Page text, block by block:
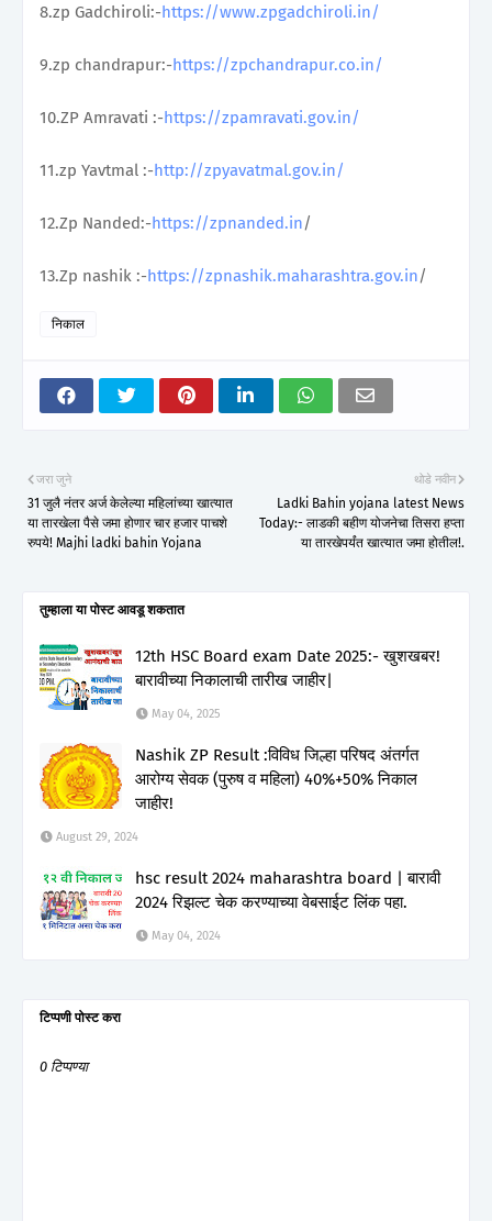
8.zp Gadchiroli:-https://www.zpgadchiroli.in/
9.zp chandrapur:-https://zpchandrapur.co.in/
10.ZP Amravati :-https://zpamravati.gov.in/
11.zp Yavtmal :-http://zpyavatmal.gov.in/
12.Zp Nanded:-https://zpnanded.in/
13.Zp nashik :-https://zpnashik.maharashtra.gov.in/
निकाल
थोडे नवीन
Ladki Bahin yojana latest News
Today:- लाडकी बहीण योजनेचा तिसरा हप्ता
या तारखेपर्यंत खात्यात जमा होतील!.
जरा जुने
31 जुलै नंतर अर्ज केलेल्या महिलांच्या खात्यात
या तारखेला पैसे जमा होणार चार हजार पाचशे
रुपये! Majhi ladki bahin Yojana
तुम्‍हाला या पोस्‍ट आवडू शकतात
12th HSC Board exam Date 2025:- खुशखबर!
बारावीच्या निकालाची तारीख जाहीर|
May 04, 2025
Nashik ZP Result :विविध जिल्हा परिषद अंतर्गत
आरोग्य सेवक (पुरुष व महिला) 40%+50% निकाल
जाहीर!
August 29, 2024
hsc result 2024 maharashtra board | बारावी
2024 रिझल्ट चेक करण्याच्या वेबसाईट लिंक पहा.
May 04, 2024
टिप्पणी पोस्ट करा
0 टिप्पण्या